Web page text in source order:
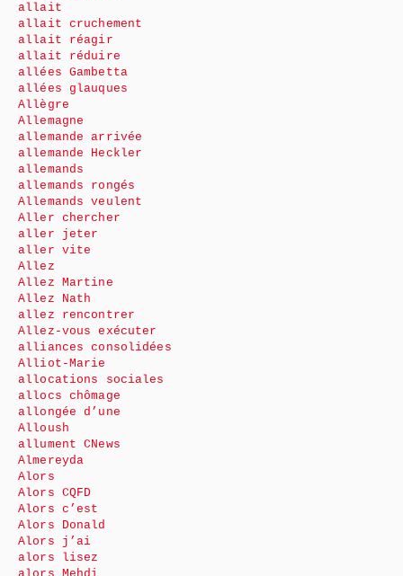
allait
allait cruchement
allait réagir
allait réduire
allées Gambetta
allées glauques
Allègre
Allemagne
allemande arrivée
allemande Heckler
allemands
allemands rongés
Allemands veulent
Aller chercher
aller jeter
aller vite
Allez
Allez Martine
Allez Nath
allez rencontrer
Allez-vous exécuter
alliances consolidées
Alliot-Marie
allocations sociales
allocs chômage
allongée d’une
Alloush
allument CNews
Almereyda
Alors
Alors CQFD
Alors c’est
Alors Donald
Alors j’ai
alors lisez